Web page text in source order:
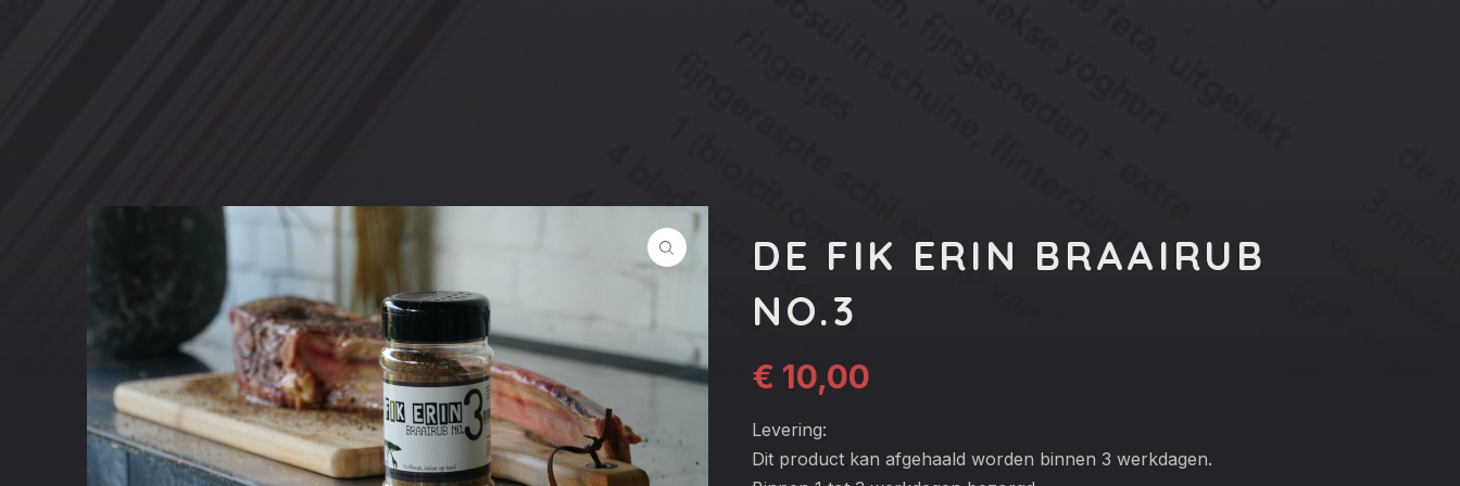
DE FIK ERIN BRAAIRUB
NO.3
€ 10,00
Levering:
Dit product kan afgehaald worden binnen 3 werkdagen.